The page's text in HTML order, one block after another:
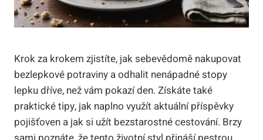
Krok za krokem zjistíte, jak sebevědomě nakupovat
bezlepkové potraviny a odhalit nenápadné stopy
lepku dříve, než vám pokazí den. Získáte také
praktické tipy, jak naplno využít aktuální příspěvky
pojišťoven a jak si užít bezstarostné cestování. Brzy